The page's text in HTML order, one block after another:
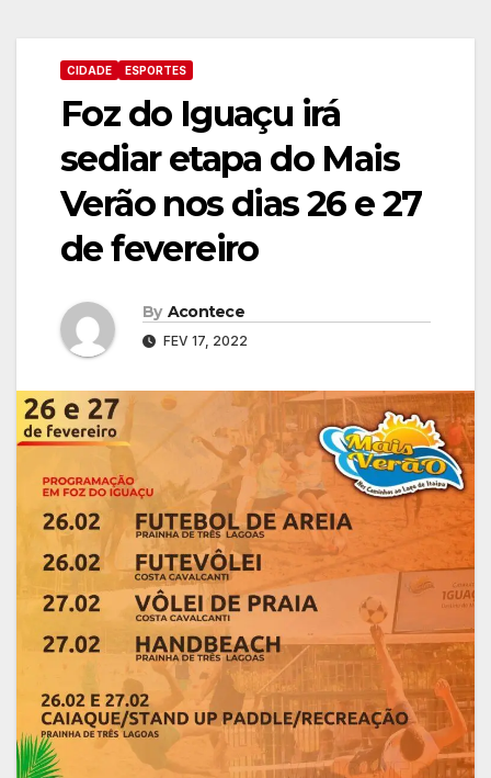
CIDADE ESPORTES
Foz do Iguaçu irá
sediar etapa do Mais
Verão nos dias 26 e 27
de fevereiro
By Acontece
FEV 17, 2022